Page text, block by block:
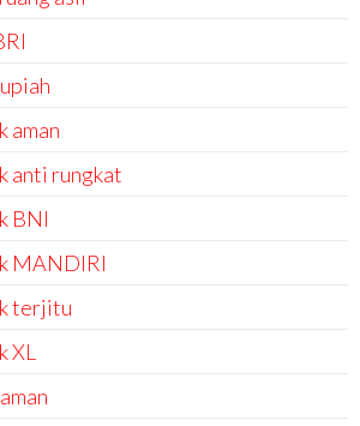
aman
anti rungkat
BNI
MANDIRI
terjitu
XL